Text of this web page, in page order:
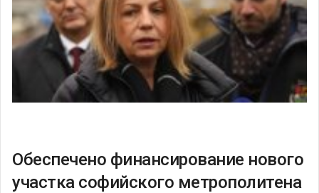
Обеспечено финансирование нового
участка софийского метрополитена